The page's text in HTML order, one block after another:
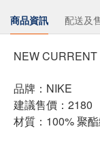
商品資訊 配送及
NEW
品牌：NIKE
建議售價：2180
材質：100% 聚